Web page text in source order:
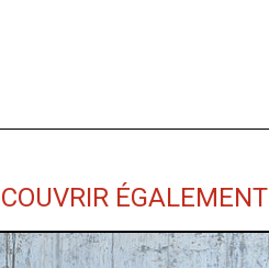
ÉGALEMENT